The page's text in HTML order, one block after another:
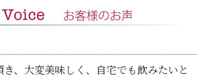
き、大変美味しく、自宅でも飲みたいと